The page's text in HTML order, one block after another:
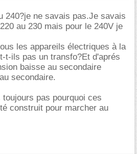
240?je ne savais pas.Je savais
au 230 mais pour le 240V je
les appareils électriques à la
t-ils pas un transfo?Et d'aprés
baisse au secondaire
secondaire.
pas pourquoi ces
construit pour marcher au